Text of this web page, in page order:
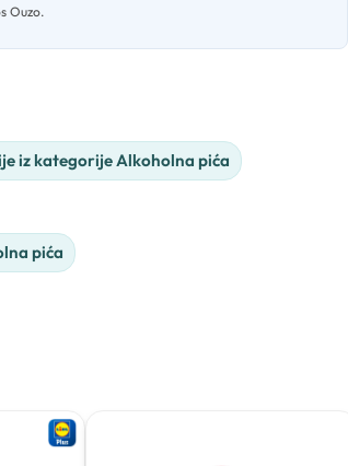
Ouzo.
iz kategorije Alkoholna pića
pića